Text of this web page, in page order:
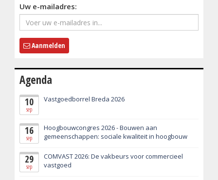
Uw e-mailadres:
Aanmelden
Agenda
10
sep
Vastgoedborrel Breda 2026
16
sep
Hoogbouwcongres 2026 - Bouwen aan
gemeenschappen: sociale kwaliteit in hoogbouw
29
sep
COMVAST 2026: De vakbeurs voor commercieel
vastgoed